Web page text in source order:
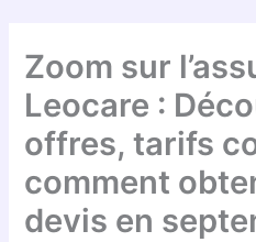
Zoom sur
Leocare :
offres, tarifs
comment
devis en